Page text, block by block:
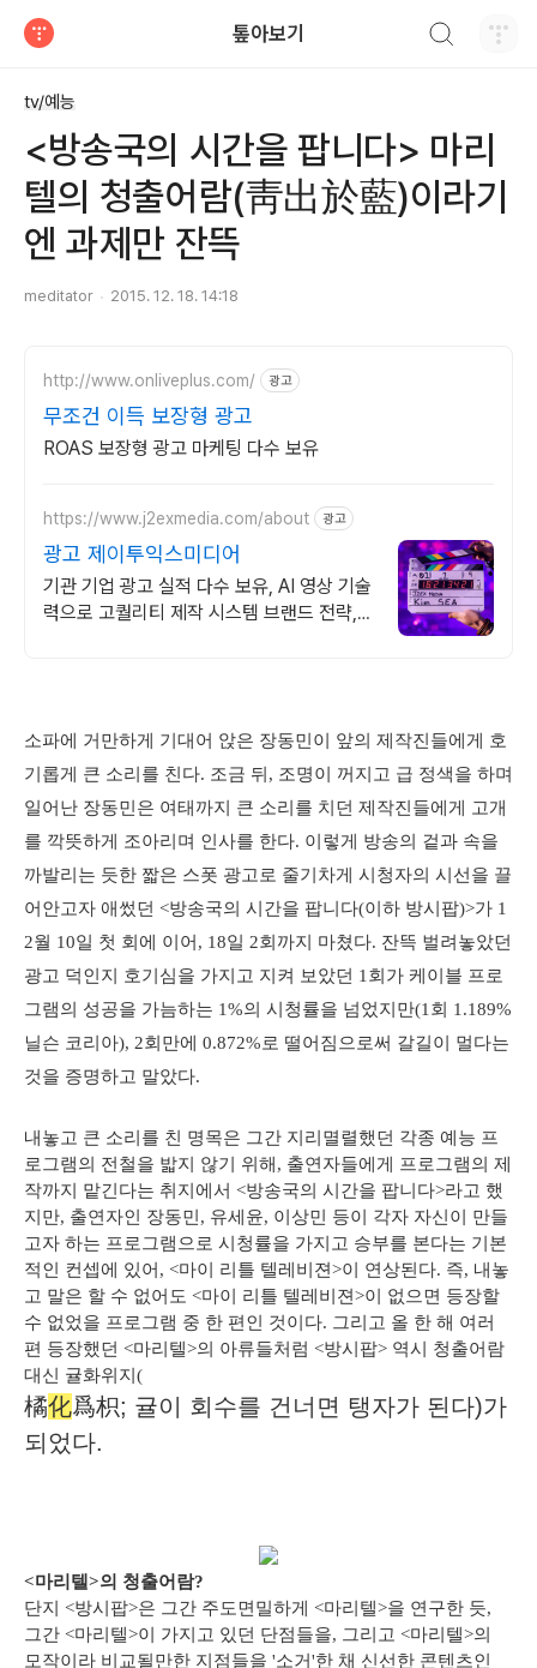
톺아보기
tv/예능
<방송국의 시간을 팝니다> 마리
텔의 청출어람(靑出於藍)이라기
엔 과제만 잔뜩
meditator 2015. 12. 18. 14:18
http://www.onliveplus.com/ 광고
무조건 이득 보장형 광고
ROAS 보장형 광고 마케팅 다수 보유
https://www.j2exmedia.com/about 광고
광고 제이투익스미디어
기관 기업 광고 실적 다수 보유, AI 영상 기술
력으로 고퀄리티 제작 시스템 브랜드 전략,
소파에 거만하게 기대어 앉은 장동민이 앞의 제작진들에게 호
기롭게 큰 소리를 친다. 조금 뒤, 조명이 꺼지고 급 정색을 하며
일어난 장동민은 여태까지 큰 소리를 치던 제작진들에게 고개
를 깍뜻하게 조아리며 인사를 한다. 이렇게 방송의 겉과 속을
까발리는 듯한 짧은 스폿 광고로 줄기차게 시청자의 시선을 끌
어안고자 애썼던 <방송국의 시간을 팝니다(이하 방시팝)>가 1
2월 10일 첫 회에 이어, 18일 2회까지 마쳤다. 잔뜩 벌려놓았던
광고 덕인지 호기심을 가지고 지켜 보았던 1회가 케이블 프로
그램의 성공을 가늠하는 1%의 시청률을 넘었지만(1회 1.189%
닐슨 코리아), 2회만에 0.872%로 떨어짐으로써 갈길이 멀다는
것을 증명하고 말았다.
내놓고 큰 소리를 친 명목은 그간 지리멸렬했던 각종 예능 프
로그램의 전철을 밟지 않기 위해, 출연자들에게 프로그램의 제
작까지 맡긴다는 취지에서 <방송국의 시간을 팝니다>라고 했
지만, 출연자인 장동민, 유세윤, 이상민 등이 각자 자신이 만들
고자 하는 프로그램으로 시청률을 가지고 승부를 본다는 기본
적인 컨셉에 있어, <마이 리틀 텔레비젼>이 연상된다. 즉, 내놓
고 말은 할 수 없어도 <마이 리틀 텔레비젼>이 없으면 등장할
수 없었을 프로그램 중 한 편인 것이다. 그리고 올 한 해 여러
편 등장했던 <마리텔>의 아류들처럼 <방시팝> 역시 청출어람
대신 귤화위지(
橘化爲枳; 귤이 회수를 건너면 탱자가 된다)가
되었다.
<마리텔>의 청출어람?
단지 <방시팝>은 그간 주도면밀하게 <마리텔>을 연구한 듯,
그간 <마리텔>이 가지고 있던 단점들을, 그리고 <마리텔>의
모작이라 비교될만한 지점들을 '소거'한 채 신선한 콘텐츠인